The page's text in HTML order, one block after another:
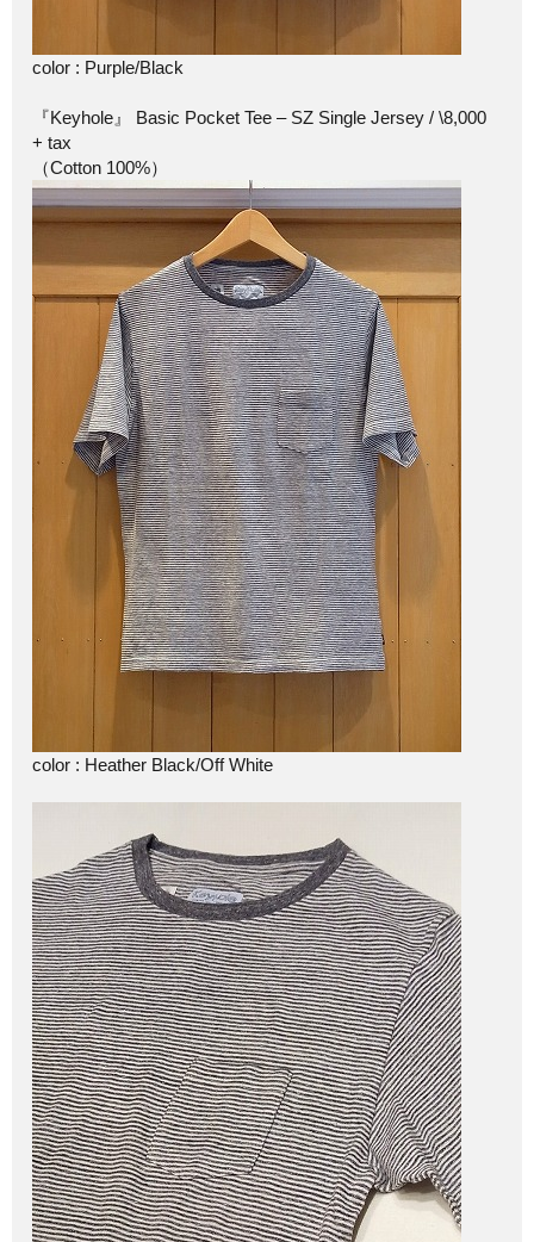
color : Purple/Black
『Keyhole』 Basic Pocket Tee – SZ Single Jersey / \8,000
+ tax
（Cotton 100%）
color : Heather Black/Off White